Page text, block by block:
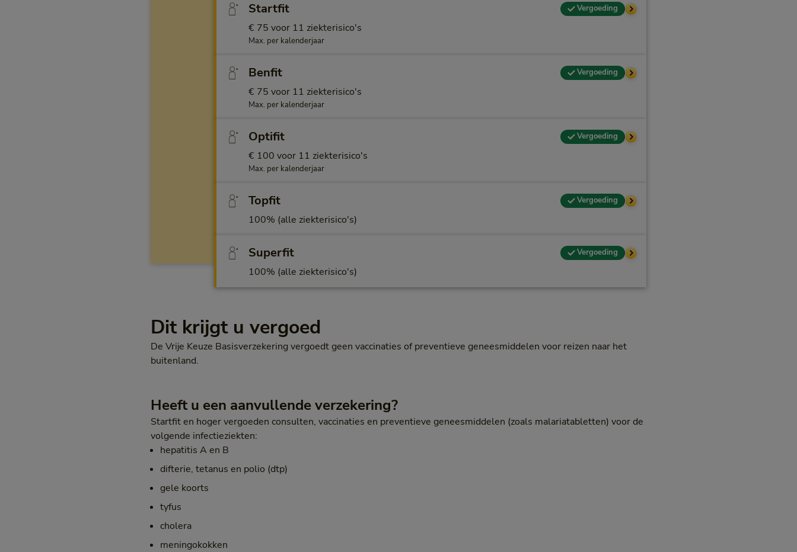
Startfit Vergoeding
€ 75 voor 11 ziekterisico's
Max. per kalenderjaar
Benfit Vergoeding
€ 75 voor 11 ziekterisico's
Max. per kalenderjaar
Optifit Vergoeding
€ 100 voor 11 ziekterisico's
Max. per kalenderjaar
Topfit Vergoeding
100% (alle ziekterisico's)
Superfit Vergoeding
100% (alle ziekterisico's)
Dit krijgt u vergoed
De Vrije Keuze Basisverzekering vergoedt geen vaccinaties of preventieve geneesmiddelen voor reizen naar het
buitenland.
Heeft u een aanvullende verzekering?
Startfit en hoger vergoeden consulten, vaccinaties en preventieve geneesmiddelen (zoals malariatabletten) voor de
volgende infectieziekten:
hepatitis A en B
difterie, tetanus en polio (dtp)
gele koorts
tyfus
cholera
meningokokken